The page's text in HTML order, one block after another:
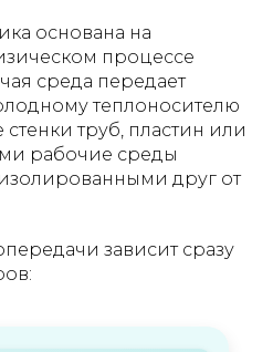
основана на
процессе
среда передает
теплоносителю
труб, пластин или
рабочие среды
друг от
зависит сразу